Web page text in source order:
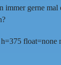
immer gerne
float=none